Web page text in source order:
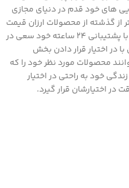
های خود قدم در دنیای مجازی
از گذشته از محصولات ارزان قیمت
و با کیفیت ما بهره مند گردند.پزشک کالا با پشتیبانی 24 ساعته خود سعی در
در اختیار قرار دادن بخش
محصولات مورد نظر خود را که
خود به راحتی در اختیار
در اختیارشان قرار گیرد.